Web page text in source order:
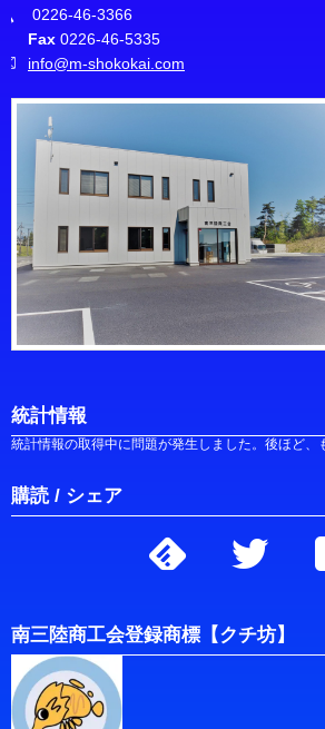
0226-46-3366
Fax 0226-46-5335
info@m-shokokai.com
統計情報
統計情報の取得中に問題が発生しました。後ほど、
購読 / シェア
南三陸商工会登録商標【クチ坊】